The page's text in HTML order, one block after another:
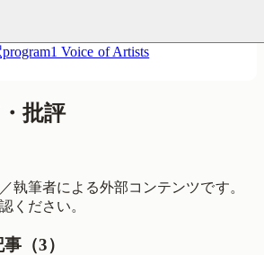
Voice of Artists
批評
執筆者による外部コンテンツです。
ください。
（3）